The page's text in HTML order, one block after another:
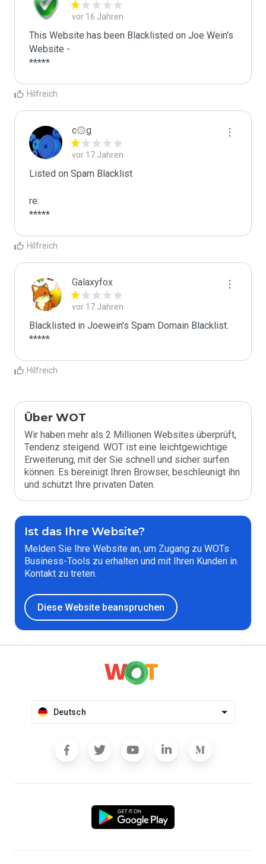
vor 16 Jahren
This Website has been Blacklisted on Joe Wein's
Website -
Hilfreich
c۞g
vor 17 Jahren
Listed on Spam Blacklist
re:
*****
Hilfreich
Galaxyfox
vor 17 Jahren
Blacklisted in Joewein's Spam Domain Blacklist.
*****
Hilfreich
Über WOT
Wir haben mehr als 2 Millionen Websites überprüft,
Tendenz steigend. WOT ist eine leichtgewichtige
Erweiterung, mit der Sie schnell und sicher surfen
können. Es bereinigt Ihren Browser, beschleunigt ihn
und schützt Ihre privaten Daten.
Ist das Ihre Website?
Melden Sie Ihre Website an, um Zugang zu WOTs
Business-Tools zu erhalten und mit Ihren Kunden in
Kontakt zu treten.
Diese Website beanspruchen
Deutsch